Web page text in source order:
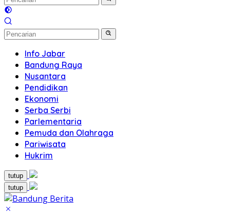
Info Jabar
Bandung Raya
Nusantara
Pendidikan
Ekonomi
Serba Serbi
Parlementaria
Pemuda dan Olahraga
Pariwisata
Hukrim
tutup
tutup